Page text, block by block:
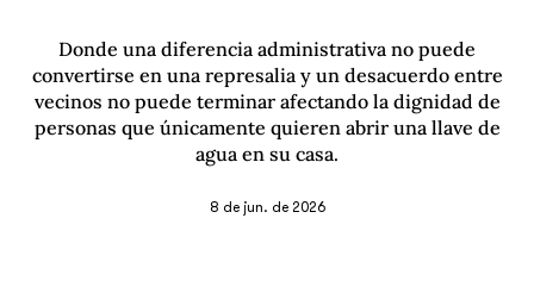
Donde una diferencia administrativa no puede
convertirse en una represalia y un desacuerdo entre
vecinos no puede terminar afectando la dignidad de
personas que únicamente quieren abrir una llave de
agua en su casa.
8 de jun. de 2026